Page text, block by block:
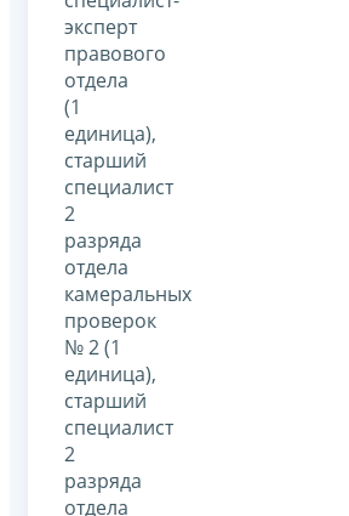
эксперт
правового
отдела
(1
единица),
старший
специалист
2
разряда
отдела
камеральных
проверок
№ 2 (1
единица),
старший
специалист
2
разряда
отдела